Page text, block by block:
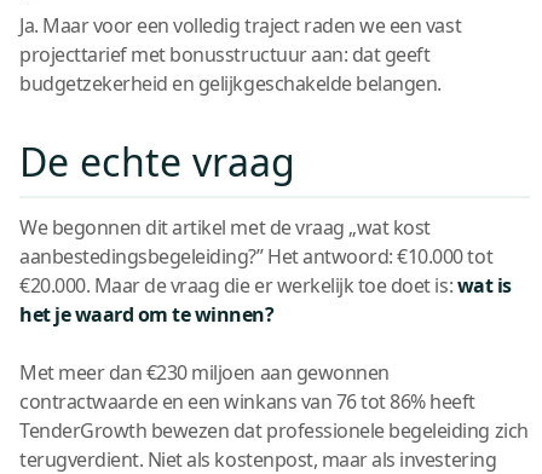
Ja. Maar voor een volledig traject raden we een vast
projecttarief met bonusstructuur aan: dat geeft
budgetzekerheid en gelijkgeschakelde belangen.
De echte vraag
We begonnen dit artikel met de vraag „wat kost
aanbestedingsbegeleiding?” Het antwoord: €10.000 tot
€20.000. Maar de vraag die er werkelijk toe doet is:wat is
het je waard om te winnen?
Met meer dan €230 miljoen aan gewonnen
contractwaarde en een winkans van 76 tot 86% heeft
TenderGrowth bewezen dat professionele begeleiding zich
terugverdient. Niet als kostenpost, maar als investering